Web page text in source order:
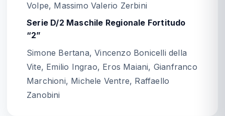
Volpe, Massimo Valerio Zerbini
Serie D/2 Maschile Regionale Fortitudo
“2”
Simone Bertana, Vincenzo Bonicelli della
Vite, Emilio Ingrao, Eros Maiani, Gianfranco
Marchioni, Michele Ventre, Raffaello
Zanobini